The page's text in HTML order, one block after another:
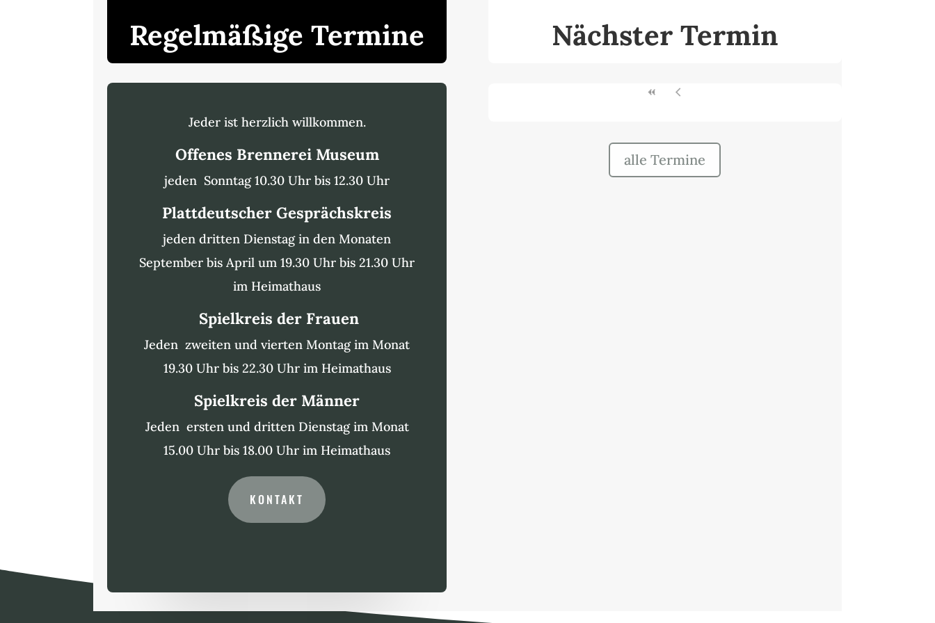
Regelmäßige Termine
Jeder ist herzlich willkommen.
Offenes Brennerei Museum
jeden Sonntag 10.30 Uhr bis 12.30 Uhr
Plattdeutscher Gesprächskreis
jeden dritten Dienstag in den Monaten
September bis April um 19.30 Uhr bis 21.30 Uhr
im Heimathaus
Spielkreis der Frauen
Jeden zweiten und vierten Montag im Monat
19.30 Uhr bis 22.30 Uhr im Heimathaus
Spielkreis der Männer
Jeden ersten und dritten Dienstag im Monat
15.00 Uhr bis 18.00 Uhr im Heimathaus
KONTAKT
Nächster Termin
alle Termine